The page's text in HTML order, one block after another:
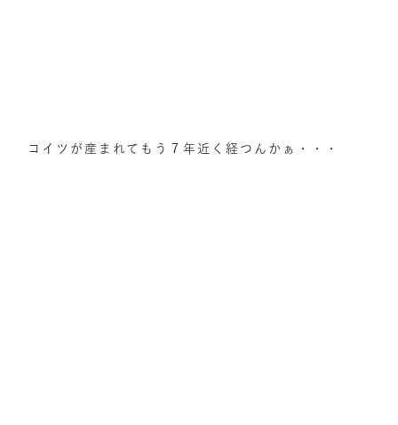
コイツが産まれてもう７年近く経つんかぁ・・・